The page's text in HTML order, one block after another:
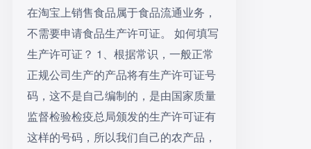
在淘宝上销售食品属于食品流通业务，
不需要申请食品生产许可证。 如何填写
生产许可证？ 1、根据常识，一般正常
正规公司生产的产品将有生产许可证号
码，这不是自己编制的，是由国家质量
监督检验检疫总局颁发的生产许可证有
这样的号码，所以我们自己的农产品，